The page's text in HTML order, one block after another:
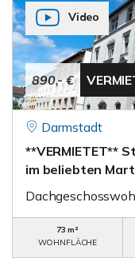
890,- €
Video
Darmstadt
**VERMIETET**
im beliebten
73 m²
WOHNFLÄCHE